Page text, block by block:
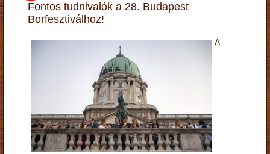
Fontos tudnivalók a 28. Budapest
Borfesztiválhoz!
A